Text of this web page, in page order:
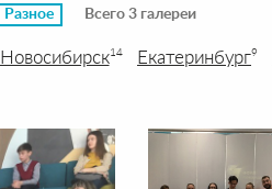
Разное Всего 3 галереи
Новосибирск14 Екатеринбург9